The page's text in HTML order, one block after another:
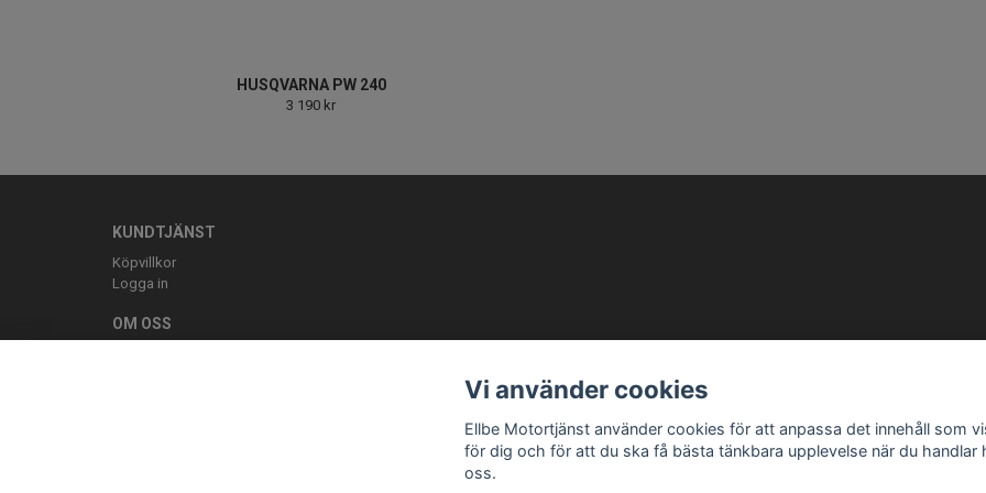
HUSQVARNA PW 240
3 190 kr
KUNDTJÄNST
Köpvillkor
Logga in
OM OSS
Vi använder cookies
Ellbe Motortjänst använder cookies för att anpassa det innehåll som
för dig och för att du ska få bästa tänkbara upplevelse när du handlar
oss.